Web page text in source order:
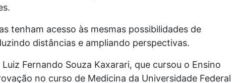
tenham acesso às mesmas possibilidades de
distâncias e ampliando perspectivas.
Fernando Souza Kaxarari, que cursou o Ensino
no curso de Medicina da Universidade Federal